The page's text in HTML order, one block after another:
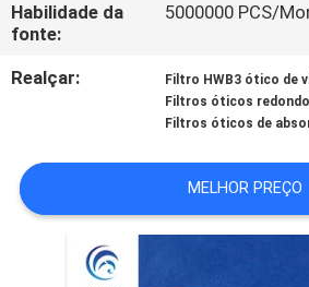
CONTACTE-
NOS
MAPA
Habilidade da
fonte:
5000000 PCS/
Realçar: Filtro HWB3 ótico de
Filtros óticos
Filtros óticos de
MELHOR PREÇO